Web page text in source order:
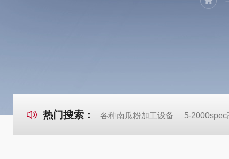
热门搜索： 各种南瓜粉加工设备 5-